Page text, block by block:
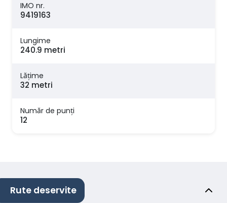
IMO nr.
9419163
Lungime
240.9 metri
Lăţime
32 metri
Număr de punți
12
Rute deservite